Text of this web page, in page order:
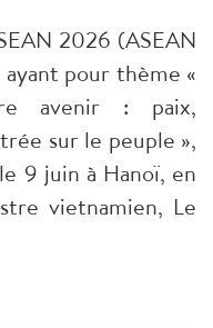
2026 (ASEAN
pour thème «
avenir : paix,
sur le peuple »,
9 juin à Hanoï, en
vietnamien, Le